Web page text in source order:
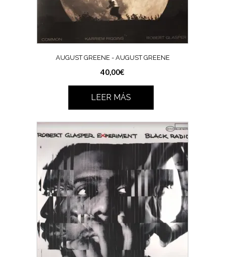
AUGUST GREENE ‎- AUGUST GREENE
40,00€
LEER MÁS